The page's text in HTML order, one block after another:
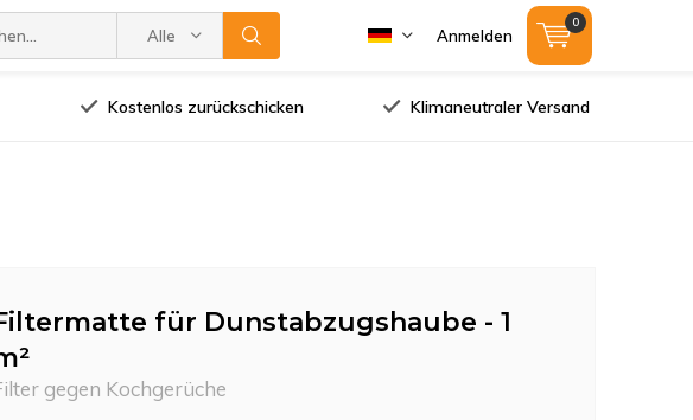
Alle Marken Anmelden
0
Kostenlos zurückschicken Klimaneutraler Versand
für Dunstabzugshaube - 1
gegen Kochgerüche